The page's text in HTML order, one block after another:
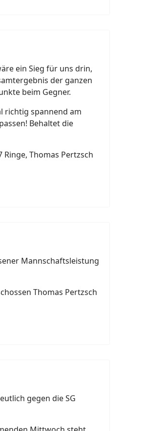
ein Sieg für uns drin,
der ganzen
beim Gegner.
richtig spannend am
Behaltet die
Ringe, Thomas Pertzsch
Mannschaftsleistung
Thomas Pertzsch
gegen die SG